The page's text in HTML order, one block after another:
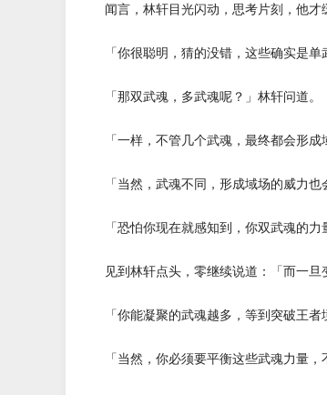
闻言，林轩目光闪动，思考片刻，他才
「你很聪明，猜的没错，这些确实是单
「那双武魂，多武魂呢？」林轩问道。
「一样，不管几个武魂，最终都会形成
「当然，武魂不同，形成域场的威力也
「恐怕你现在就感知到，你双武魂的力
见到林轩点头，零继续说道：「而一旦
「你能凝聚的武魂越多，等到突破王者
「当然，你必须要平衡这些武魂力量，